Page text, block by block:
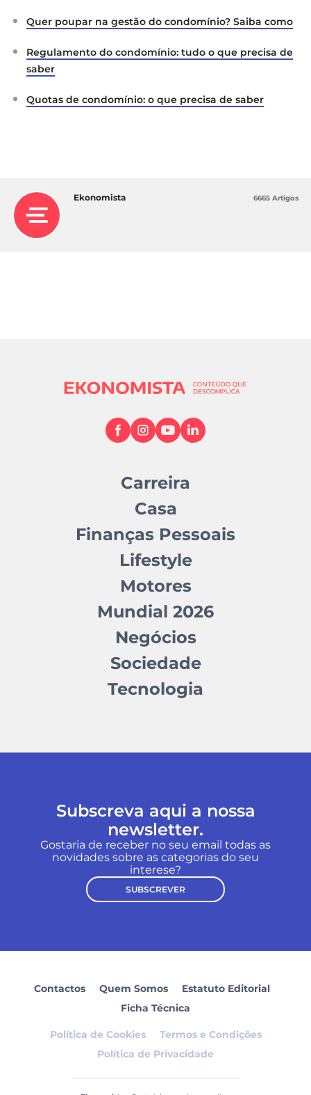
Quer poupar na gestão do condomínio? Saiba como
Regulamento do condomínio: tudo o que precisa de
saber
Quotas de condomínio: o que precisa de saber
Ekonomista 6665 Artigos
Carreira
Casa
Finanças Pessoais
Lifestyle
Motores
Mundial 2026
Negócios
Sociedade
Tecnologia
Subscreva aqui a nossa
newsletter.
Gostaria de receber no seu email todas as
novidades sobre as categorias do seu
interese?
SUBSCREVER
Contactos Quem Somos
Estatuto Editorial
Ficha Técnica
Política de Cookies
Termos e Condições
Política de Privacidade